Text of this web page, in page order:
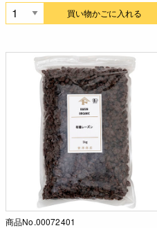
買い物かごに入れる
商品No.00072401